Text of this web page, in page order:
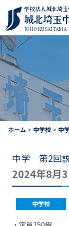
学校法人城北埼玉
城北埼玉
JOHOKUSAITAMA
ホーム > 中学校 > 中
中学 第2回
2024年8月3
中学校